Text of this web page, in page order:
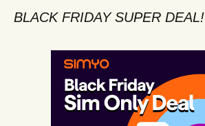
BLACK FRIDAY SUPER DEAL!